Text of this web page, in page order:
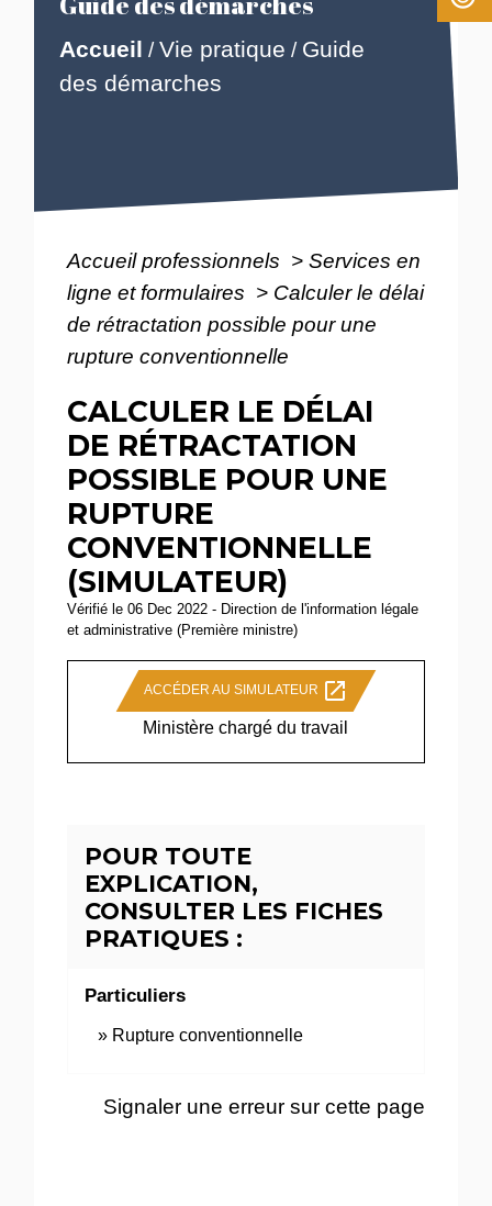
Accueil /Vie pratique / Guide
des démarches
Accueil professionnels > Services en
ligne et formulaires > Calculer le délai
de rétractation possible pour une
rupture conventionnelle
CALCULER LE DÉLAI
DE RÉTRACTATION
POSSIBLE POUR UNE
RUPTURE
CONVENTIONNELLE
(SIMULATEUR)
Vérifié le 06 Dec 2022 - Direction de l'information légale
et administrative (Première ministre)
ACCÉDER AU SIMULATEUR open_in_new
Ministère chargé du travail
POUR TOUTE
EXPLICATION,
CONSULTER LES FICHES
PRATIQUES :
Particuliers
Rupture conventionnelle
Signaler une erreur sur cette page